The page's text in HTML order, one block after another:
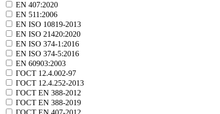
EN 407:2020
EN 511:2006
EN ISO 10819-2013
EN ISO 21420:2020
EN ISO 374-1:2016
EN ISO 374-5:2016
EN 60903:2003
ГОСТ 12.4.002-97
ГОСТ 12.4.252-2013
ГОСТ EN 388-2012
ГОСТ EN 388-2019
ГОСТ EN 407-2012